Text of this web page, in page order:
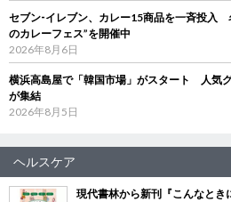
セブン‐イレブン、カレー15商品を一斉投入
のカレーフェス”を開催中
2026年8月6日
横浜高島屋で「韓国市場」がスタート 人気
が集結
2026年8月5日
ヘルスケア
現代書林から新刊『こんなと